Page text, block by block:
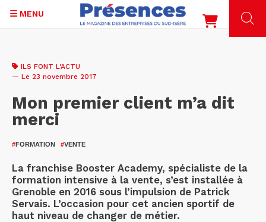
contenu
MENU
ILS FONT L'ACTU
— Le 23 novembre 2017
Mon premier client m’a dit
merci
#FORMATION #VENTE
La franchise Booster Academy, spécialiste de la
formation intensive à la vente, s’est installée à
Grenoble en 2016 sous l’impulsion de Patrick
Servais. L’occasion pour cet ancien sportif de
haut niveau de changer de métier.